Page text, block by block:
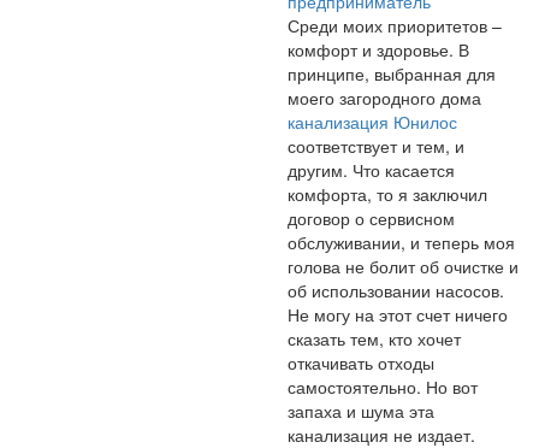
Среди моих приоритетов –
комфорт и здоровье. В
принципе, выбранная для
моего загородного дома
канализация Юнилос
соответствует и тем, и
другим. Что касается
комфорта, то я заключил
договор о сервисном
обслуживании, и теперь моя
голова не болит об очистке и
об использовании насосов.
Не могу на этот счет ничего
сказать тем, кто хочет
откачивать отходы
самостоятельно. Но вот
запаха и шума эта
канализация не издает.